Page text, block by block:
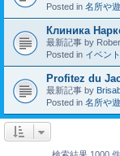
Posted in 名所や
Клиника
最新記事 by
Posted in イベン
Profitez du
最新記事 by
Posted in 名所や
検索結果 1000